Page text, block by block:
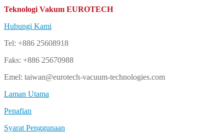
Teknologi Vakum EUROTECH
Hubungi Kami
Tel: +886 25608918
Faks: +886 25670988
Emel: taiwan@eurotech-vacuum-technologies.com
Laman Utama
Penafian
Syarat Penggunaan